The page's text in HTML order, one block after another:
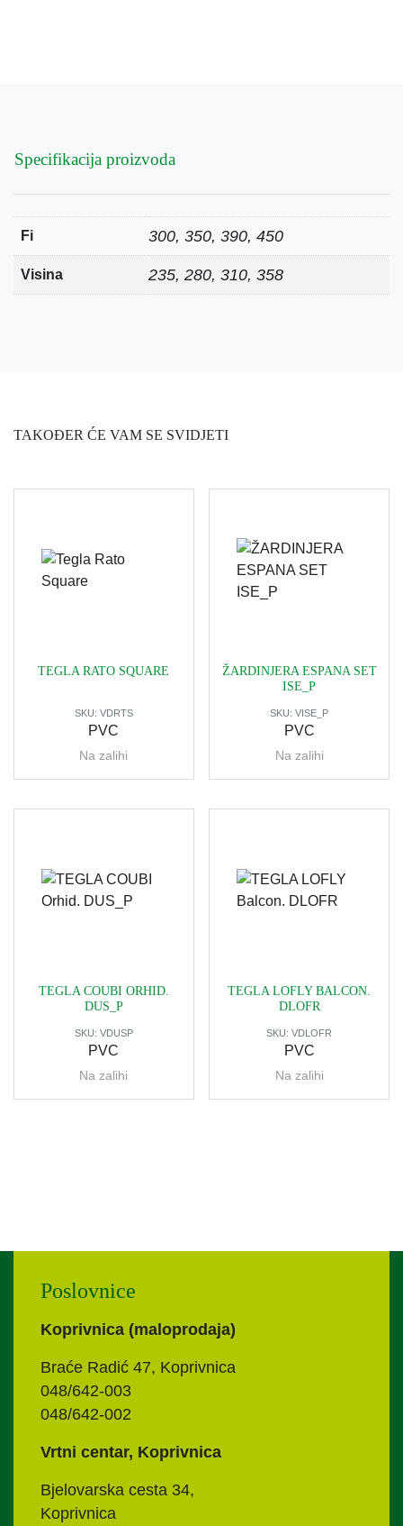
Specifikacija proizvoda
Fi 300, 350, 390, 450
Visina 235, 280, 310, 358
TAKOĐER ĆE VAM SE SVIDJETI
TEGLA RATO SQUARE
SKU: VDRTS
PVC
Na zalihi
ŽARDINJERA ESPANA SET
ISE_P
SKU:VISE_P
PVC
Na zalihi
TEGLA COUBI ORHID.
DUS_P
SKU: VDUSP
PVC
Na zalihi
TEGLA LOFLY BALCON.
DLOFR
SKU:VDLOFR
PVC
Na zalihi
Poslovnice
Koprivnica (maloprodaja)
Braće Radić 47, Koprivnica
048/642-003
048/642-002
Vrtni centar, Koprivnica
Bjelovarska cesta 34,
Koprivnica